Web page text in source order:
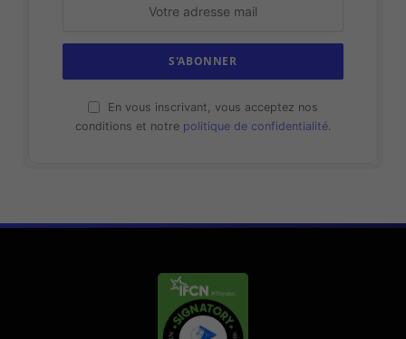
En vous inscrivant, vous acceptez nos
conditions et notre politique de confidentialité